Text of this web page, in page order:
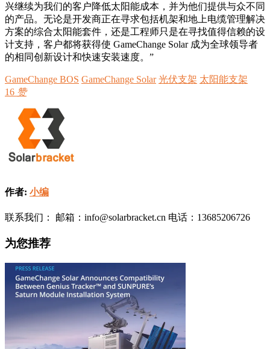
兴继续为我们的客户降低太阳能成本，并为他们提供与众不同
的产品。无论是开发商正在寻求包括机架和地上电缆管理解决
方案的综合太阳能套件，还是工程师只是在寻找值得信赖的设
计支持，客户都将获得使 GameChange Solar 成为全球领导者
的相同创新设计和快速安装速度。”
GameChange BOS GameChange Solar 光伏支架 太阳能支架
16 赞
作者: 小编
联系我们： 邮箱：info@solarbracket.cn 电话：13685206726
为您推荐